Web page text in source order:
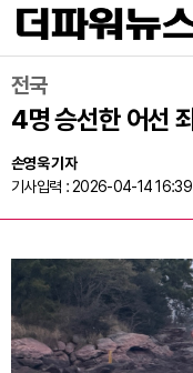
전국
4명 승선한 어선
손영욱 기자
기사입력 : 2026-04-14 16:39